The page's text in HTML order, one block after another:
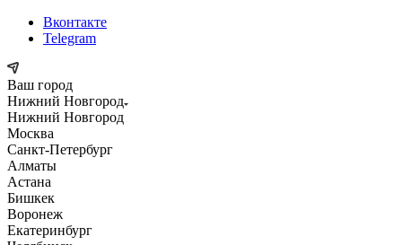
Вконтакте
Telegram
Ваш город
Нижний Новгород
Нижний Новгород
Москва
Санкт-Петербург
Алматы
Астана
Бишкек
Воронеж
Екатеринбург